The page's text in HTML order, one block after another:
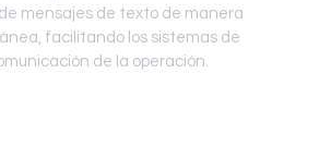
mensajes de texto de manera
facilitando los sistemas de
de la operación.